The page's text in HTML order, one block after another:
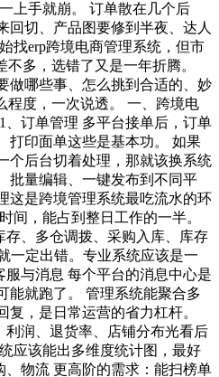
上手就崩。 订单散在几个后
回切、产品图要修到半夜、达人
找erp跨境电商管理系统，但市
多，选错了又是一年折腾。
做哪些事、怎么挑到合适的、妙
程度，一次说透。 一、跨境电
订单管理 多平台接单后，订单
打印面单这些是基本功。 如果
个后台切着处理，那就该换系统
批量编辑、一键发布到不同平
这是跨境管理系统最吃流水的环
间，能占到整日工作的一半。
存、多仓调拨、采购入库、库存
一定出错。专业系统应该是一
与消息 每个平台的消息中心是
能就跑了。 管理系统能聚合多
，是日常运营的省力杠杆。
利润、退货率、店铺分布光看后
应该能出多维度统计图，最好
物流 更高阶的需求：能扫榜单